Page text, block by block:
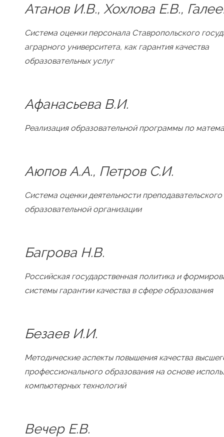
Атанов И.В., Хохлова Е.В.,
Система оценки персонала Ставропольского
аграрного университета, как гарантия качества
образовательных услуг
Афанасьева В.И.
Реализация образовательной программы по
Аюпов А.А., Петров С.И.
Система оценки деятельности
образовательной организации
Багрова Н.В.
Российская государственная политика и
системы гарантии качества в сфере образования
Безаев И.И.
Методические аспекты повышения качества
профессионального образования на основе
компьютерных технологий
Вечер Е.В.